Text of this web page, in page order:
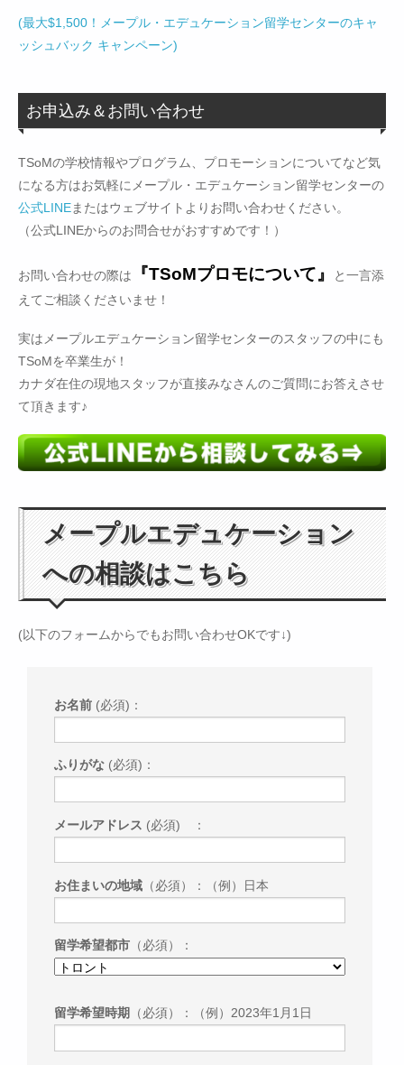
(最大$1,500！メープル・エデュケーション留学センターのキャ
ッシュバック キャンペーン)
お申込み＆お問い合わせ
TSoMの学校情報やプログラム、プロモーションについてなど気
になる方はお気軽にメープル・エデュケーション留学センターの
公式LINEまたはウェブサイトよりお問い合わせください。
（公式LINEからのお問合せがおすすめです！）
お問い合わせの際は 『TSoMプロモについて』
と一言添
えてご相談くださいませ！
実はメープルエデュケーション留学センターのスタッフの中にも
TSoMを卒業生が！
カナダ在住の現地スタッフが直接みなさんのご質問にお答えさせ
て頂きます♪
メープルエデュケーション
への相談はこちら
(以下のフォームからでもお問い合わせOKです↓)
お名前 (必須)：
ふりがな (必須)：
メールアドレス (必須) ：
お住まいの地域 （必須）：（例）日本
留学希望都市 （必須）：
留学希望時期 （必須）：（例）2023年1月1日